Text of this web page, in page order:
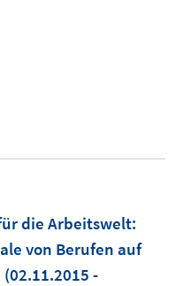
die Arbeitswelt:
von Berufen auf
(02.11.2015 -